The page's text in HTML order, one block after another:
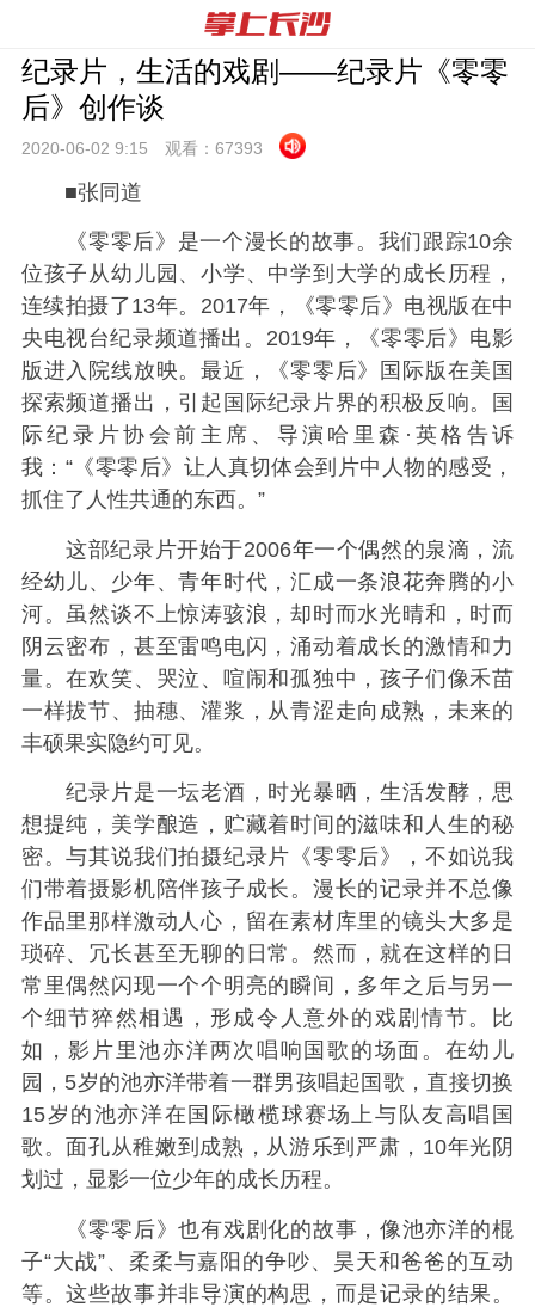
纪录片，生活的戏剧——纪录片《零零
后》创作谈
2020-06-02 9:15 观看： 67393
■张同道
《零零后》是一个漫长的故事。我们跟踪10余
位孩子从幼儿园、小学、中学到大学的成长历程，
连续拍摄了13年。2017年，《零零后》电视版在中
央电视台纪录频道播出。2019年，《零零后》电影
版进入院线放映。最近，《零零后》国际版在美国
探索频道播出，引起国际纪录片界的积极反响。国
际纪录片协会前主席、导演哈里森·英格告诉
我：“《零零后》让人真切体会到片中人物的感受，
抓住了人性共通的东西。”
这部纪录片开始于2006年一个偶然的泉滴，流
经幼儿、少年、青年时代，汇成一条浪花奔腾的小
河。虽然谈不上惊涛骇浪，却时而水光晴和，时而
阴云密布，甚至雷鸣电闪，涌动着成长的激情和力
量。在欢笑、哭泣、喧闹和孤独中，孩子们像禾苗
一样拔节、抽穗、灌浆，从青涩走向成熟，未来的
丰硕果实隐约可见。
纪录片是一坛老酒，时光暴晒，生活发酵，思
想提纯，美学酿造，贮藏着时间的滋味和人生的秘
密。与其说我们拍摄纪录片《零零后》，不如说我
们带着摄影机陪伴孩子成长。漫长的记录并不总像
作品里那样激动人心，留在素材库里的镜头大多是
琐碎、冗长甚至无聊的日常。然而，就在这样的日
常里偶然闪现一个个明亮的瞬间，多年之后与另一
个细节猝然相遇，形成令人意外的戏剧情节。比
如，影片里池亦洋两次唱响国歌的场面。在幼儿
园，5岁的池亦洋带着一群男孩唱起国歌，直接切换
15岁的池亦洋在国际橄榄球赛场上与队友高唱国
歌。面孔从稚嫩到成熟，从游乐到严肃，10年光阴
划过，显影一位少年的成长历程。
《零零后》也有戏剧化的故事，像池亦洋的棍
子“大战”、柔柔与嘉阳的争吵、昊天和爸爸的互动
等。这些故事并非导演的构思，而是记录的结果。